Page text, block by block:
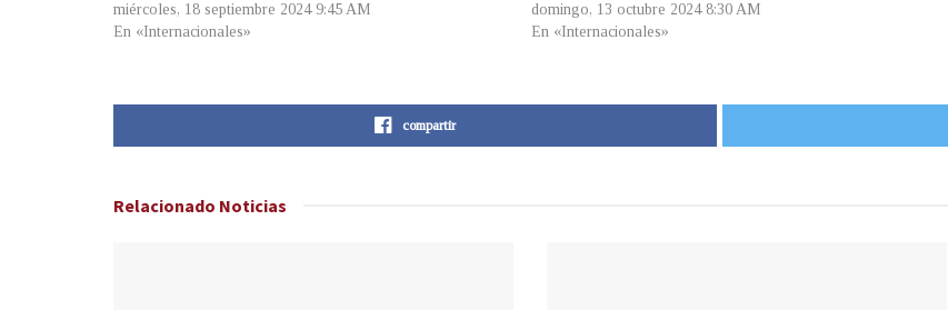
miércoles, 18 septiembre 2024 9:45 AM
En «Internacionales»
domingo, 13 octubre 2024 8:30 AM
En «Internacionales»
compartir
Relacionado Noticias